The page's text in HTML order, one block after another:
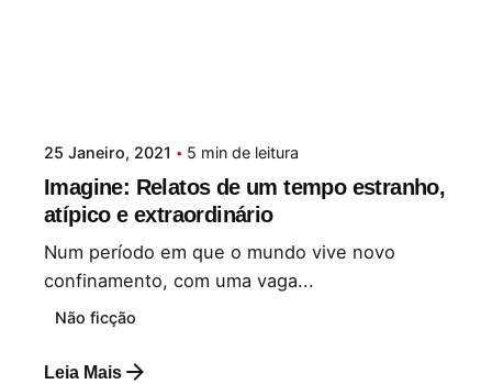
25 Janeiro, 2021 5 min de leitura
Imagine: Relatos de um tempo estranho,
atípico e extraordinário
Num período em que o mundo vive novo
confinamento, com uma vaga...
Não ficção
Leia Mais